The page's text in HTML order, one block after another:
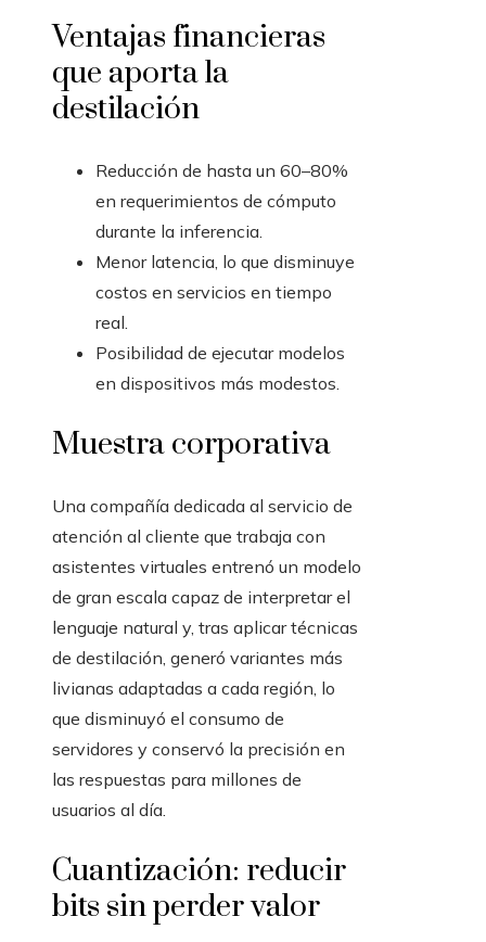
Ventajas financieras
que aporta la
destilación
Reducción de hasta un 60–80%
en requerimientos de cómputo
durante la inferencia.
Menor latencia, lo que disminuye
costos en servicios en tiempo
real.
Posibilidad de ejecutar modelos
en dispositivos más modestos.
Muestra corporativa
Una compañía dedicada al servicio de
atención al cliente que trabaja con
asistentes virtuales entrenó un modelo
de gran escala capaz de interpretar el
lenguaje natural y, tras aplicar técnicas
de destilación, generó variantes más
livianas adaptadas a cada región, lo
que disminuyó el consumo de
servidores y conservó la precisión en
las respuestas para millones de
usuarios al día.
Cuantización: reducir
bits sin perder valor